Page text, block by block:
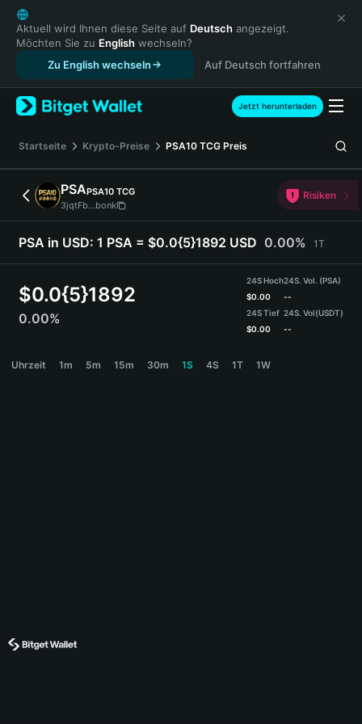
English
日本語
Tiếng Việt
Русский
Español (Latinoamérica)
Türkçe
Français
Deutsch
简体中文
繁體中文
Português (Portugal)
Bahasa Indonesia
ภาษาไทย
Español
Español (Argentina)
Aktuell wird Ihnen diese Seite auf Deutsch angezeigt.
Möchten Sie zu English wechseln?
Zu English wechseln
Auf Deutsch fortfahren
Jetzt herunterladen
Startseite Krypto-Preise PSA10 TCG Preis
PSAPSA10 TCG
3jqtFb...bonk
Risiken
PSA in USD: 1 PSA = $0.0{5}1892 USD 0.00% 1T
$0.0{5}1892
0.00%
24S Hoch
$0.00
24S Tief
$0.00
24S. Vol. (PSA)
--
24S. Vol(USDT)
--
Uhrzeit 1m 5m 15m 30m 1S 4S 1T 1W